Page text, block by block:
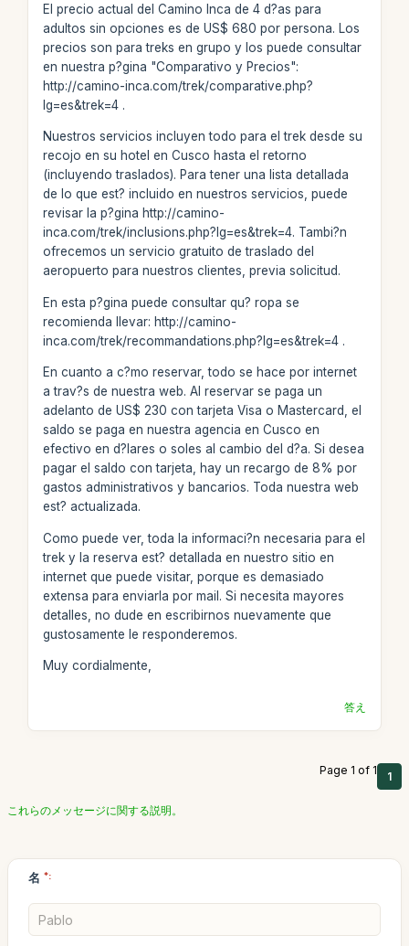
El precio actual del Camino Inca de 4 d?as para
adultos sin opciones es de US$ 680 por persona. Los
precios son para treks en grupo y los puede consultar
en nuestra p?gina "Comparativo y Precios":
http://camino-inca.com/trek/comparative.php?
lg=es&trek=4 .
Nuestros servicios incluyen todo para el trek desde su
recojo en su hotel en Cusco hasta el retorno
(incluyendo traslados). Para tener una lista detallada
de lo que est? incluido en nuestros servicios, puede
revisar la p?gina http://camino-
inca.com/trek/inclusions.php?lg=es&trek=4. Tambi?n
ofrecemos un servicio gratuito de traslado del
aeropuerto para nuestros clientes, previa solicitud.
En esta p?gina puede consultar qu? ropa se
recomienda llevar: http://camino-
inca.com/trek/recommandations.php?lg=es&trek=4 .
En cuanto a c?mo reservar, todo se hace por internet
a trav?s de nuestra web. Al reservar se paga un
adelanto de US$ 230 con tarjeta Visa o Mastercard, el
saldo se paga en nuestra agencia en Cusco en
efectivo en d?lares o soles al cambio del d?a. Si desea
pagar el saldo con tarjeta, hay un recargo de 8% por
gastos administrativos y bancarios. Toda nuestra web
est? actualizada.
Como puede ver, toda la informaci?n necesaria para el
trek y la reserva est? detallada en nuestro sitio en
internet que puede visitar, porque es demasiado
extensa para enviarla por mail. Si necesita mayores
detalles, no dude en escribirnos nuevamente que
gustosamente le responderemos.
Muy cordialmente,
答え
Page 1 of 1 1
これらのメッセージに関する説明。
名 *: